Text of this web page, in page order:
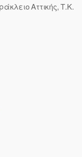
Αττικής, Τ.Κ.